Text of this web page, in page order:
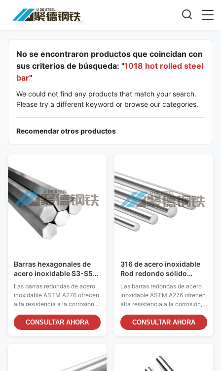
No se encontraron productos que coincidan con
sus criterios de búsqueda: "1018 hot rolled steel
bar"
We could not find any products that match your search.
Please try a different keyword or browse our categories.
Recomendar otros productos
Barras hexagonales de
acero inoxidable S3-S50
de acero inoxidable
brillante para la industria
offshore
Las barras redondas de acero
inoxidable ASTM A276 ofrecen
alta resistencia a la corrosión,
solidez y tenacidad al impacto.
Disponible en múltiples grados
(304, 316L, 430F, etc.) y
personalizadas. Ideal para
CONSULTAR AHORA
316 de acero inoxidable
Rod redondo sólido
resistente a la corrosión
Rod de acero inoxidable
longitud 1000mm corte
Las barras redondas de acero
inoxidable ASTM A276 ofrecen
alta resistencia a la corrosión,
solidez y tenacidad al impacto.
Disponible en múltiples grados
(304, 316L, 430F, etc.) y
opciones de procesamiento
personalizadas. Ideal para
CONSULTAR AHORA